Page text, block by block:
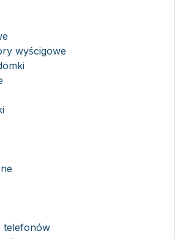
wyścigowe
telefonów